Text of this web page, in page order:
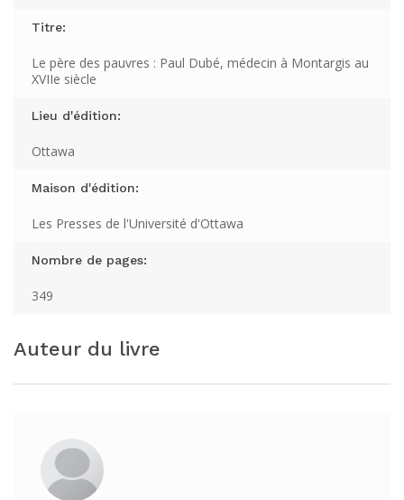
Titre:
Le père des pauvres : Paul Dubé, médecin à Montargis au
XVIIe siècle
Lieu d'édition:
Ottawa
Maison d'édition:
Les Presses de l'Université d'Ottawa
Nombre de pages:
349
Auteur du livre